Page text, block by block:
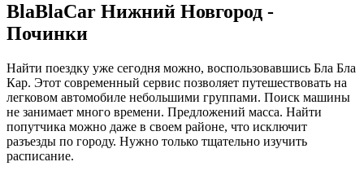
BlaBlaCar Нижний Новгород -
Починки
Найти поездку уже сегодня можно, воспользовавшись Бла Бла
Кар. Этот современный сервис позволяет путешествовать на
легковом автомобиле небольшими группами. Поиск машины
не занимает много времени. Предложений масса. Найти
попутчика можно даже в своем районе, что исключит
разъезды по городу. Нужно только тщательно изучить
расписание.